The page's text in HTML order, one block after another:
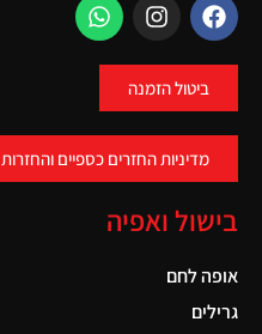
ביטול הזמנה
מדיניות החזרים כספיים והחזרות
בישול ואפיה
אופה לחם
גרילים